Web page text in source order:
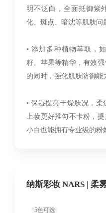
明不泛白，全面抵御紫
化、斑点、暗沈等肌肤问
• 添加多种植物萃取，
籽、苹果等精华，有效
的同时，强化肌肤防御能
• 保湿提亮干燥肤况，
上妆更好推匀不卡粉，
小白也能拥有专业级的粉
纳斯彩妆 NARS | 柔
5色可选